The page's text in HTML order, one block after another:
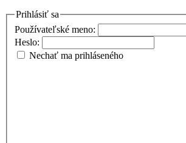
Prihlásiť sa
Používateľské meno:
Heslo:
Nechať ma prihláseného